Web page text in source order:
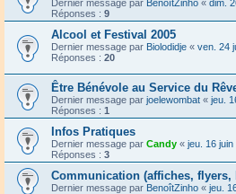
Dernier message par BenoîtZinho « dim.
Réponses : 9
Alcool et Festival 2005
Dernier message par Biolodidje « ven. 24
Réponses : 20
Être Bénévole au Service du
Dernier message par joelewombat « jeu.
Réponses : 1
Infos Pratiques
Dernier message par Candy « jeu. 16 juin
Réponses : 3
Communication (affiches, flyers,
Dernier message par BenoîtZinho « jeu.